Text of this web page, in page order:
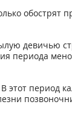
обострят
девичью
периода
этот период